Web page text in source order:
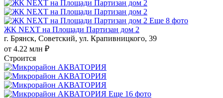
Еще 8 фото
ЖК NEXT на Площади Партизан дом 2
г. Брянск, Советский, ул. Крапивницкого, 39
от 4.22 млн ₽
Строится
Еще 16 фото